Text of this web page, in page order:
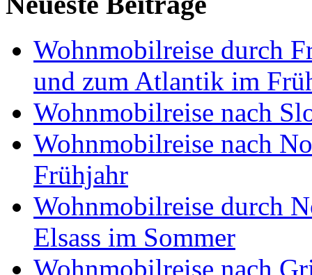
Wohnmobilreise durch
und zum Atlantik im
Wohnmobilreise nach
Wohnmobilreise nach
Frühjahr
Wohnmobilreise durch
Elsass im Sommer
Wohnmobilreise nach